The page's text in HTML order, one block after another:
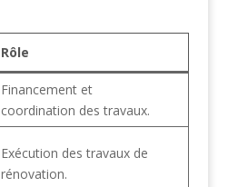
Rôle
Financement et
coordination des travaux.
Exécution des travaux de
rénovation.